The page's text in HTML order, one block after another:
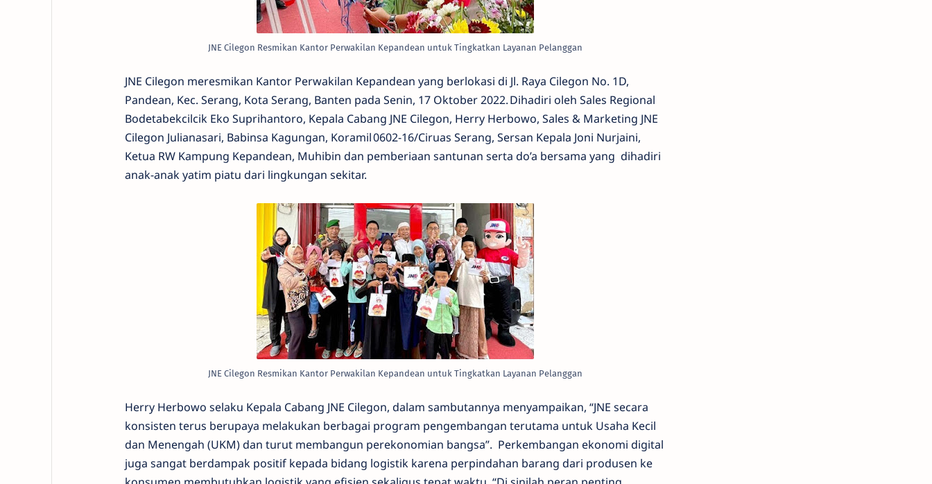
JNE Cilegon Resmikan Kantor Perwakilan Kepandean untuk Tingkatkan Layanan Pelanggan
JNE Cilegon meresmikan Kantor Perwakilan Kepandean yang berlokasi di Jl. Raya Cilegon No. 1D,
Pandean, Kec. Serang, Kota Serang, Banten pada Senin, 17 Oktober 2022. Dihadiri oleh Sales Regional
Bodetabekcilcik Eko Suprihantoro, Kepala Cabang JNE Cilegon, Herry Herbowo, Sales & Marketing JNE
Cilegon Julianasari, Babinsa Kagungan, Koramil 0602-16/Ciruas Serang, Sersan Kepala Joni Nurjaini,
Ketua RW Kampung Kepandean, Muhibin dan pemberiaan santunan serta do’a bersama yang dihadiri
anak-anak yatim piatu dari lingkungan sekitar.
JNE Cilegon Resmikan Kantor Perwakilan Kepandean untuk Tingkatkan Layanan Pelanggan
Herry Herbowo selaku Kepala Cabang JNE Cilegon, dalam sambutannya menyampaikan, “JNE secara
konsisten terus berupaya melakukan berbagai program pengembangan terutama untuk Usaha Kecil
dan Menengah (UKM) dan turut membangun perekonomian bangsa”. Perkembangan ekonomi digital
juga sangat berdampak positif kepada bidang logistik karena perpindahan barang dari produsen ke